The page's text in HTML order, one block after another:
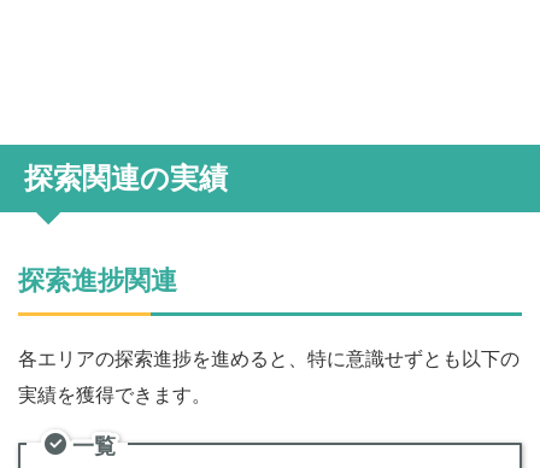
探索関連の実績
探索進捗関連
各エリアの探索進捗を進めると、特に意識せずとも以下の
実績を獲得できます。
一覧